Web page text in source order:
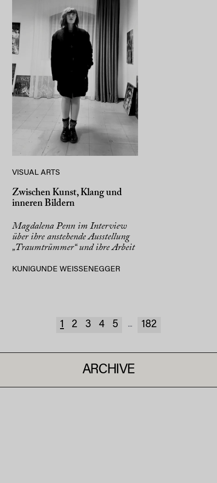
VISUAL ARTS
Zwischen Kunst, Klang und
inneren Bildern
Magdalena Penn im Interview
über ihre anstehende Ausstellung
„Traumtrümmer“ und ihre Arbeit
KUNIGUNDE WEISSENEGGER
1 2 3 4 5 ... 182
ARCHIVE